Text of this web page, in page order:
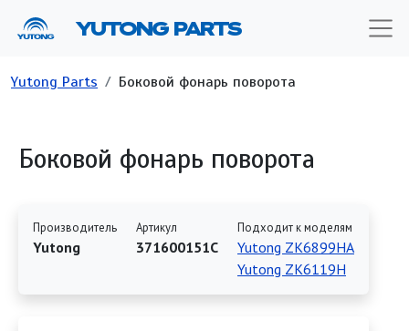
YUTONG PARTS
Строка навигации
Yutong Parts Боковой фонарь поворота
Боковой фонарь поворота
Производитель
Yutong
Артикул
371600151C
Подходит к моделям
Yutong ZK6899HA
Yutong ZK6119H